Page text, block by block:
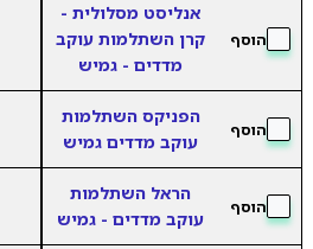
הוסף
אנליסט מסלולית -
קרן השתלמות עוקב
מדדים - גמיש
הוסף
הפניקס השתלמות
עוקב מדדים גמיש
הוסף
הראל השתלמות
עוקב מדדים - גמיש